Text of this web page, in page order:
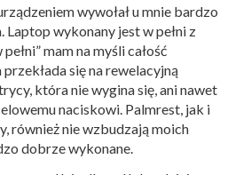
wywołał u mnie bardzo
wykonany jest w pełni z
mam na myśli całość
się na rewelacyjną
która nie wygina się, ani nawet
naciskowi. Palmrest, jak i
również nie wzbudzają moich
dobrze wykonane.